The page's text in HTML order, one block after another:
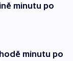
minutu po
minutu po